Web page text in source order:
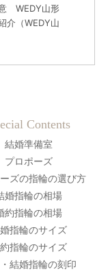
WEDY山形
介（WEDY山
Contents
結婚準備室
プロポーズ
ズの指輪の選び方
婚指輪の相場
約指輪の相場
指輪のサイズ
指輪のサイズ
結婚指輪の刻印